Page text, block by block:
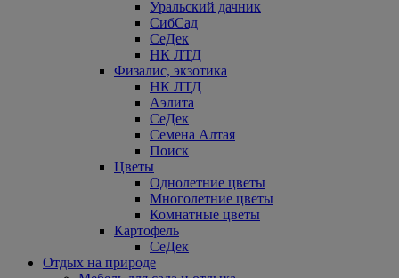
Уральский дачник
СибСад
СеДек
НК ЛТД
Физалис, экзотика
НК ЛТД
Аэлита
СеДек
Семена Алтая
Поиск
Цветы
Однолетние цветы
Многолетние цветы
Комнатные цветы
Картофель
СеДек
Отдых на природе